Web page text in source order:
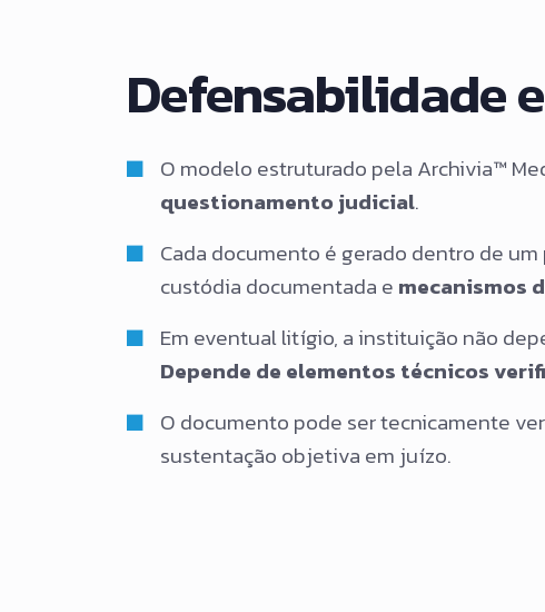
Defensabilidade
O modelo estruturado pela Archivia™
questionamento judicial.
Cada documento é gerado dentro de
custódia documentada e mecanismos
Em eventual litígio, a instituição não
Depende de elementos técnicos
O documento pode ser tecnicamente
sustentação objetiva em juízo.